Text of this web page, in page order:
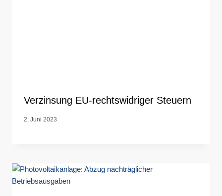
Verzinsung EU-rechtswidriger Steuern
2. Juni 2023